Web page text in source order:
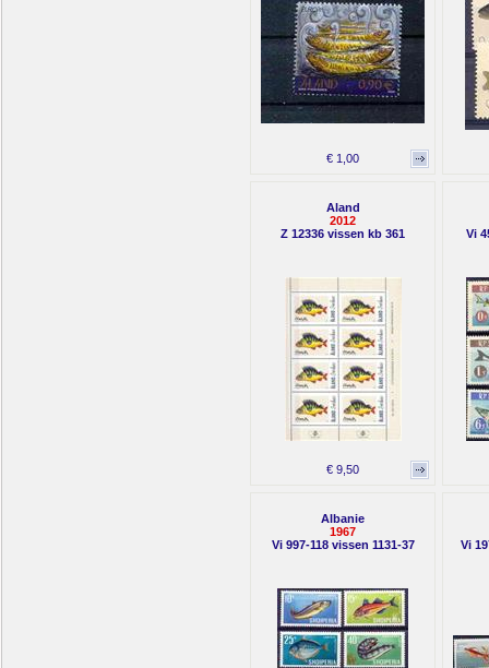
€ 1,00
Aland
2012
Z 12336 vissen kb 361
€ 9,50
Vi
Albanie
1967
Vi 997-118 vissen 1131-37
Vi